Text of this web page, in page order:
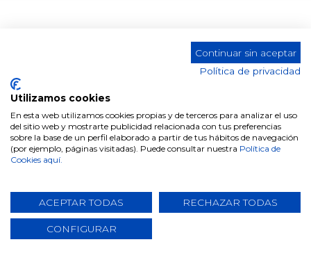
1. DATOS IDENTIFICATIVOS
DENOMINACIÓN SOCIAL: DUGAR
NIF:
DOMICILIO SOCIAL: La Canal
CONTACTO:
Continuar sin aceptar
Política de privacidad
Utilizamos cookies
En esta web utilizamos cookies propias y de terceros para analizar el uso
del sitio web y mostrarte publicidad relacionada con tus preferencias
sobre la base de un perfil elaborado a partir de tus hábitos de navegación
(por ejemplo, páginas visitadas). Puede consultar nuestra Política de
Cookies aquí.
ACEPTAR TODAS RECHAZAR TODAS
CONFIGURAR